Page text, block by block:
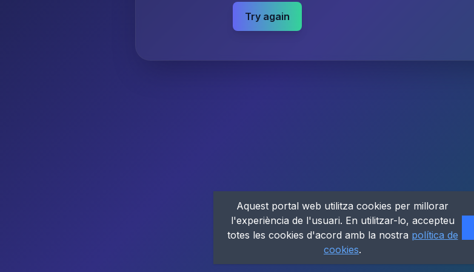
Try again
Aquest portal web utilitza cookies per millorar
l'experiència de l'usuari. En utilitzar-lo, accepteu
totes les cookies d'acord amb la nostra política de
cookies.